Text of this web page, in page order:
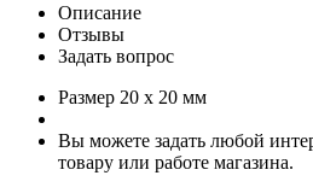
Описание
Отзывы
Задать вопрос
Размер 20 х 20 мм
Вы можете задать любой
товару или работе магазина.